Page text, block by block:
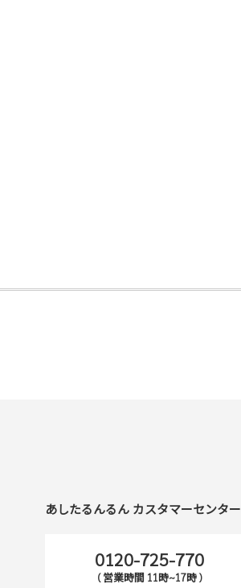
あしたるんるん カスタマーセンター
0120-725-770
( 営業時間 11時~17時 )